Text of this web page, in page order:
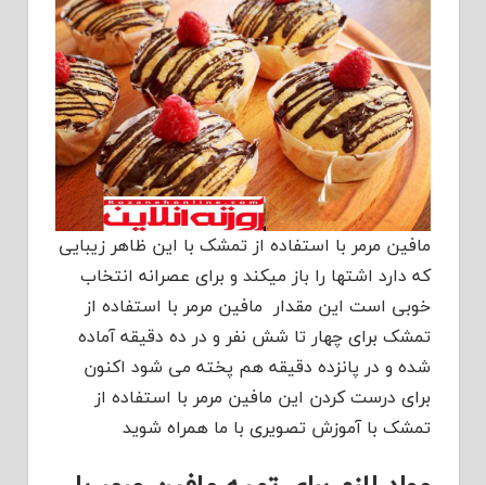
مافین مرمر با استفاده از تمشک با این ظاهر زیبایی
که دارد اشتها را باز میکند و برای عصرانه انتخاب
خوبی است این مقدار مافین مرمر با استفاده از
تمشک برای چهار تا شش نفر و در ده دقیقه آماده
شده و در پانزده دقیقه هم پخته می شود اکنون
برای درست کردن این مافین مرمر با استفاده از
تمشک با آموزش تصویری با ما همراه شوید